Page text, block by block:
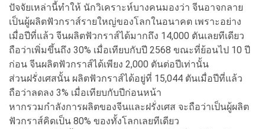
ปัจจัยเหล่านี้ทำให้ นักวิเคราะห์บางคนมองว่า จีนอาจกลาย
เป็นผู้ผลิตฟัวกราส์รายใหญ่ของโลกในอนาคต เพราะอย่าง
เมื่อปีที่แล้ว จีนผลิตฟัวกราส์ได้มากถึง 14,000 ตันเลยทีเดียว
ถือว่าเพิ่มขึ้นถึง 30% เมื่อเทียบกับปี 2568 ขณะที่ย้อนไป 10 ปี
ก่อน จีนผลิตฟัวกราส์ได้เพียง 2,000 ตันต่อปีเท่านั้น
ส่วนฝรั่งเศสนั้น ผลิตฟัวกราส์ได้อยู่ที่ 15,044 ตันเมื่อปีที่แล้ว
ถือว่าลดลง 3% เมื่อเทียบกับปีก่อนหน้า
หากรวมกำลังการผลิตของจีนและฝรั่งเศส จะถือว่าเป็นผู้ผลิต
ฟัวกราส์คิดเป็น 80% ของทั้งโลกเลยทีเดียว